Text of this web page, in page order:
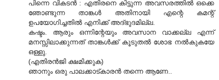
പിന്നെ വികടൻ : എതിരനെ കിട്ടുന്ന അവസരത്തിൽ ഒക്കെ
ഞോണ്ടുന്ന താങ്കൾ അതിനായി എന്റെ കമന്റ്
ഉപയോഗിച്ചതിൽ എനിക്ക് അദ്‌ഭുദമില്ല.
കഷ്ടം. ആരും ഒന്നിന്റേയും അവസാന വാക്കല്ല എന്ന്
മനസ്സിലാക്കുന്നത് താങ്കൾക്ക് കൂടുതൽ ശോഭ നൽകുകയേ
ഒള്ളു.
(എതിരൻ‌ജി ക്ഷമിക്കുക)
ഞാനും ഒരു പാലക്കാട്കാരൻ തന്നെ ആണേ..